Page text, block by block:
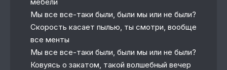
Мы все все-таки были, были мы или не были?
Скорость касает пылью, ты смотри, вообще
все менты
Мы все все-таки были, были мы или не были?
Ковуясь о закатом, такой волшебный вечер